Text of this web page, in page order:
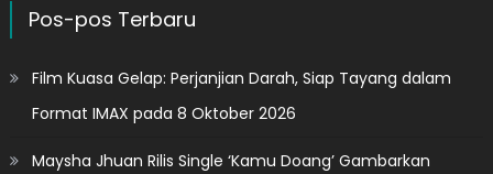
Pos-pos Terbaru
Film Kuasa Gelap: Perjanjian Darah, Siap Tayang dalam
Format IMAX pada 8 Oktober 2026
Maysha Jhuan Rilis Single ‘Kamu Doang’ Gambarkan